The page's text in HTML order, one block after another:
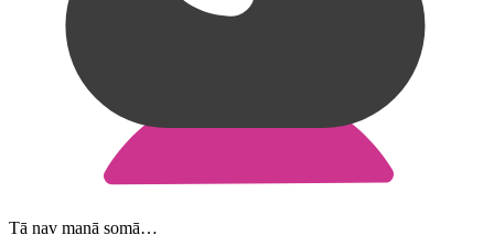
Tā nav manā somā…